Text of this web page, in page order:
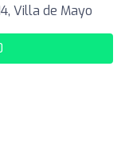
Villa de Mayo